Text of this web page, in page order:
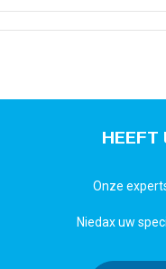
HEEFT
Onze
Niedax uw